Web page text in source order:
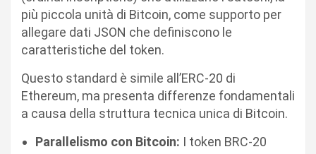
più piccola unità di Bitcoin, come supporto per
allegare dati JSON che definiscono le
caratteristiche del token.
Questo standard è simile all’ERC-20 di
Ethereum, ma presenta differenze fondamentali
a causa della struttura tecnica unica di Bitcoin.
Parallelismo con Bitcoin: I token BRC-20